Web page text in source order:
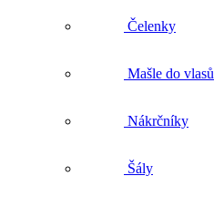
Čelenky
Mašle do vlasů
Nákrčníky
Šály